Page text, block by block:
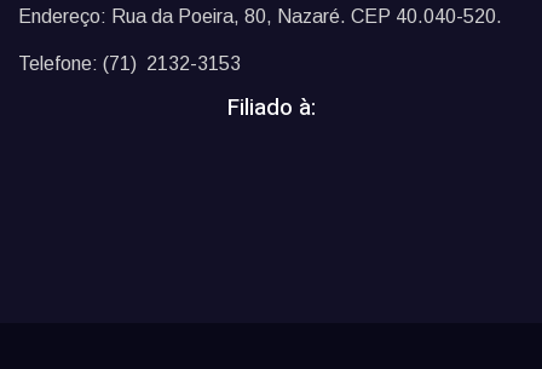
Endereço: Rua da Poeira, 80, Nazaré. CEP 40.040-520.
Telefone: (71) 2132-3153
Filiado à: